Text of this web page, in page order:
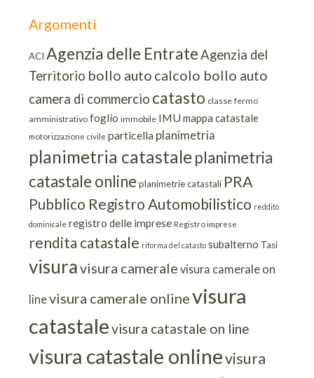
Argomenti
ACI Agenzia delle EntrateAgenzia del
Territorio bollo auto calcolo bollo auto
camera di commercio catasto classe fermo
amministrativo foglio immobile IMUmappa catastale
motorizzazione civile particella planimetria
planimetria catastaleplanimetria
catastale online planimetrie catastali PRA
Pubblico Registro Automobilistico reddito
dominicale registro delle imprese Registro imprese
rendita catastale riforma del catasto subalterno Tasi
visuravisura camerale visura camerale on
linevisura camerale onlinevisura
catastalevisura catastale on line
visura catastale onlinevisura